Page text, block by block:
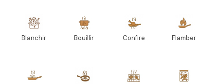
Blanchir Bouillir Confire Flamber